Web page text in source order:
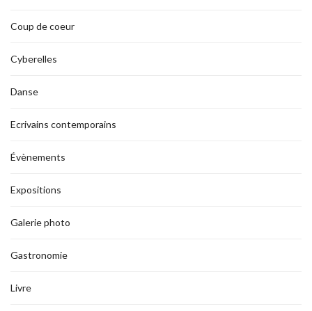
Coup de coeur
Cyberelles
Danse
Ecrivains contemporains
Évènements
Expositions
Galerie photo
Gastronomie
Livre